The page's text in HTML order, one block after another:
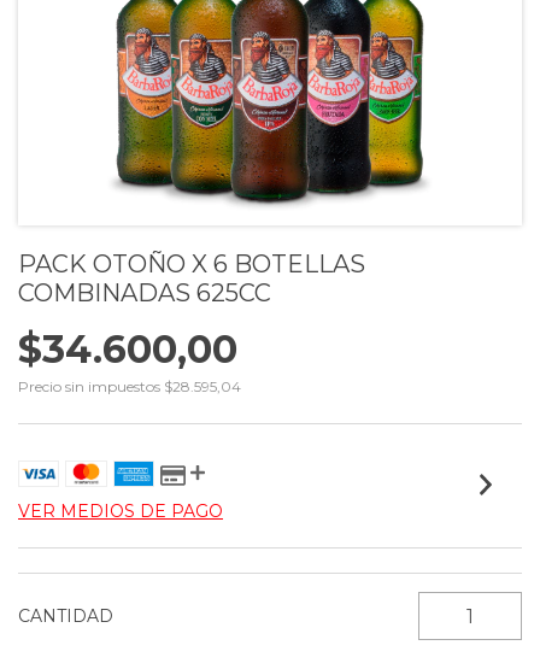
PACK OTOÑO X 6 BOTELLAS
COMBINADAS 625CC
$34.600,00
Precio sin impuestos $28.595,04
VER MEDIOS DE PAGO
CANTIDAD